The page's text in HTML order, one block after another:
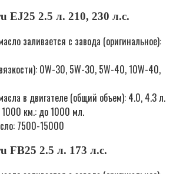
EJ25 2.5 л. 210, 230 л.с.
заливается с завода (оригинальное):
0W-30, 5W-30, 5W-40, 10W-40,
в двигателе (общий объем): 4.0, 4.3 л.
1000 км.: до 1000 мл.
7500-15000
FB25 2.5 л. 173 л.с.